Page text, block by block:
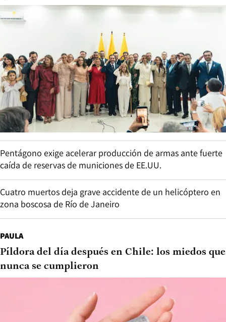
Pentágono exige acelerar producción de armas ante fuerte
caída de reservas de municiones de EE.UU.
Cuatro muertos deja grave accidente de un helicóptero en
zona boscosa de Río de Janeiro
PAULA
Píldora del día después en Chile: los miedos que
nunca se cumplieron